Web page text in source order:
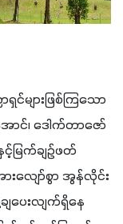
င်များဖြစ်ကြသော
ာင်၊ ဒေါက်တာဇော်
င့်မြက်ချဉ်ဖတ်
ားလျော်စွာ အွန်လိုင်း
ျပေးလျက်ရှိနေ